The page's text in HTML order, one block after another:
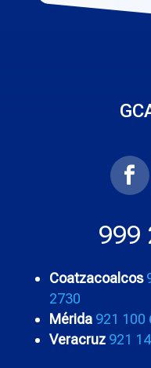
999
Coatzacoalcos
2730
Mérida 921 100
Veracruz 921